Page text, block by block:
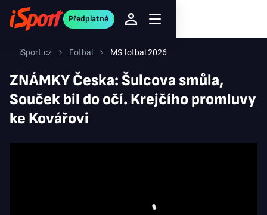
Předplatné
iSport.cz Fotbal MS fotbal 2026
ZNÁMKY Česka: Šulcova smůla,
Souček bil do očí. Krejčího promluvy
ke Kovářovi